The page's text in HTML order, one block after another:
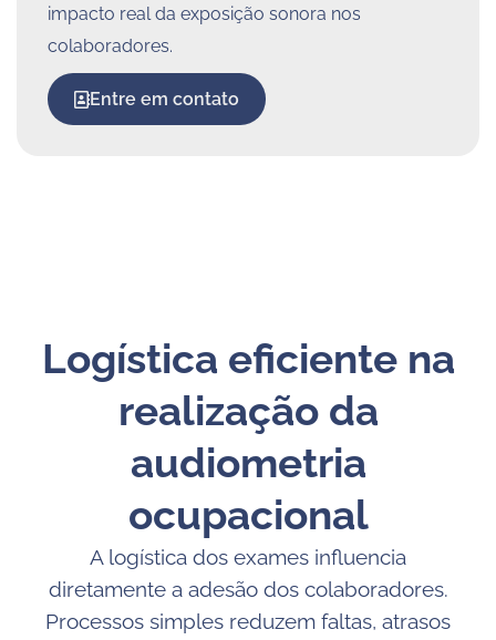
impacto real da exposição sonora nos
colaboradores.
Entre em contato
Logística eficiente na
realização da
audiometria
ocupacional
A logística dos exames influencia
diretamente a adesão dos colaboradores.
Processos simples reduzem faltas, atrasos